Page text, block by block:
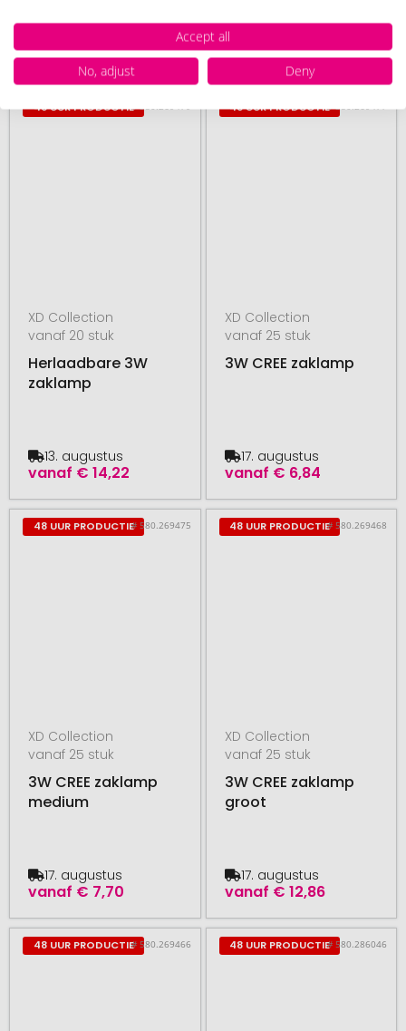
vanaf€ 7,69 vanaf€ 6,84
48 UUR PRODUCTIE
XD Collection
vanaf 20 stuk
Herlaadbare 3W
zaklamp
vanaf € 14,22
13. augustus
48 UUR PRODUCTIE
XD Collection
vanaf 25 stuk
3W CREE zaklamp
vanaf € 6,84
17. augustus
48 UUR PRODUCTIE# 580.269475
XD Collection
vanaf 25 stuk
3W CREE zaklamp
medium
vanaf € 7,70
17. augustus
48 UUR PRODUCTIE# 580.269468
XD Collection
vanaf 25 stuk
3W CREE zaklamp
groot
vanaf € 12,86
17. augustus
48 UUR PRODUCTIE# 580.269466 48 UUR PRODUCTIE# 580.286046
Accept all
No, adjust
Deny